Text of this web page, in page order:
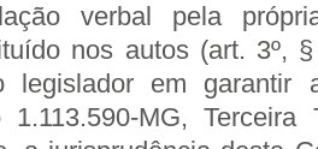
verbal pela
nos autos (art. 3º,
legislador em garantir
1.113.590-MG, Terceira